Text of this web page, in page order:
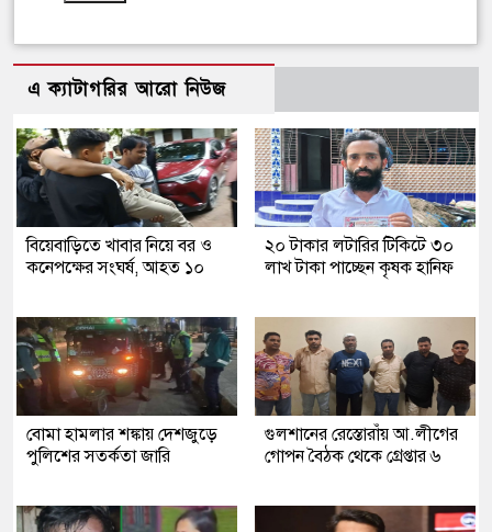
এ ক্যাটাগরির আরো নিউজ
বিয়েবাড়িতে খাবার নিয়ে বর ও
কনেপক্ষের সংঘর্ষ, আহত ১০
২০ টাকার লটারির টিকিটে ৩০
লাখ টাকা পাচ্ছেন কৃষক হানিফ
বোমা হামলার শঙ্কায় দেশজুড়ে
পুলিশের সতর্কতা জারি
গুলশানের রেস্তোরাঁয় আ.লীগের
গোপন বৈঠক থেকে গ্রেপ্তার ৬